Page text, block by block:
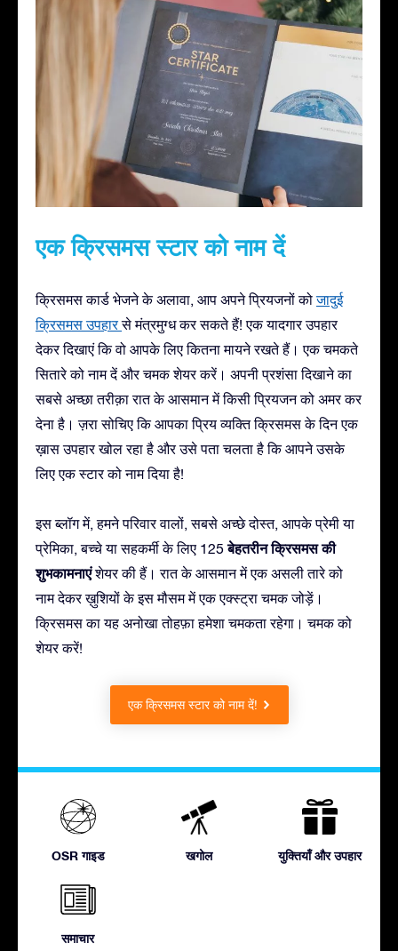
एक क्रिसमस स्टार को नाम दें
क्रिसमस कार्ड भेजने के अलावा, आप अपने प्रियजनों कोजादुई
क्रिसमस उपहारसे मंत्रमुग्ध कर सकते हैं! एक यादगार उपहार
देकर दिखाएं कि वो आपके लिए कितना मायने रखते हैं। एक चमकते
सितारे को नाम दें और चमक शेयर करें। अपनी प्रशंसा दिखाने का
सबसे अच्छा तरीक़ा रात के आसमान में किसी प्रियजन को अमर कर
देना है। ज़रा सोचिए कि आपका प्रिय व्यक्ति क्रिसमस के दिन एक
ख़ास उपहार खोल रहा है और उसे पता चलता है कि आपने उसके
लिए एक स्टार को नाम दिया है!
इस ब्लॉग में, हमने परिवार वालों, सबसे अच्छे दोस्त, आपके प्रेमी या
प्रेमिका, बच्चे या सहकर्मी के लिए 125बेहतरीन क्रिसमस की
शुभकामनाएंशेयर की हैं। रात के आसमान में एक असली तारे को
नाम देकर ख़ुशियों के इस मौसम में एक एक्स्ट्रा चमक जोड़ें।
क्रिसमस का यह अनोखा तोहफ़ा हमेशा चमकता रहेगा। चमक को
शेयर करें!
एक क्रिसमस स्टार को नाम दें!
OSR गाइड खगोल युक्तियाँ और उपहार
समाचार